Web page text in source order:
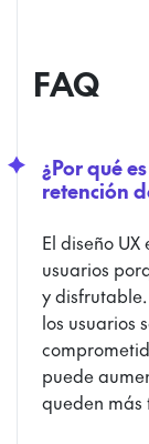
FAQ
¿Por qué
retención
El diseño
usuarios
y
los usuarios
puede
queden más